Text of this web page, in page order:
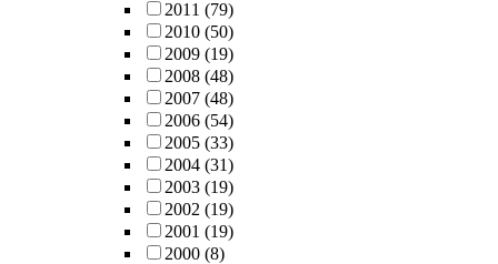
2011 (79)
2010 (50)
2009 (19)
2008 (48)
2007 (48)
2006 (54)
2005 (33)
2004 (31)
2003 (19)
2002 (19)
2001 (19)
2000 (8)